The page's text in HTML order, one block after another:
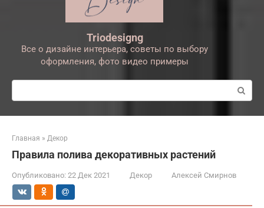
Triodesigng
Все о дизайне интерьера, советы по выбору
оформления, фото видео примеры
Поиск:
Главная » Декор
Правила полива декоративных растений
Опубликовано: 22 Дек 2021 Декор Алексей Смирнов